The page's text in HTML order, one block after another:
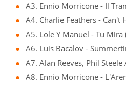
A3. Ennio Morricone - Il
A4. Charlie Feathers - Can't
A5. Lole Y Manuel - Tu Mira
A6. Luis Bacalov -
A7. Alan Reeves, Phil
A8. Ennio Morricone -